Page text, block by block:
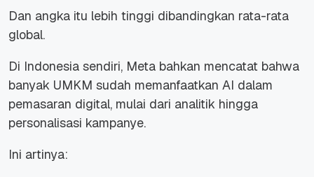
Dan angka itu lebih tinggi dibandingkan rata-rata
global.
Di Indonesia sendiri, Meta bahkan mencatat bahwa
banyak UMKM sudah memanfaatkan AI dalam
pemasaran digital, mulai dari analitik hingga
personalisasi kampanye.
Ini artinya: